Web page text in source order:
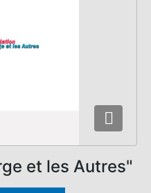
et les Autres"